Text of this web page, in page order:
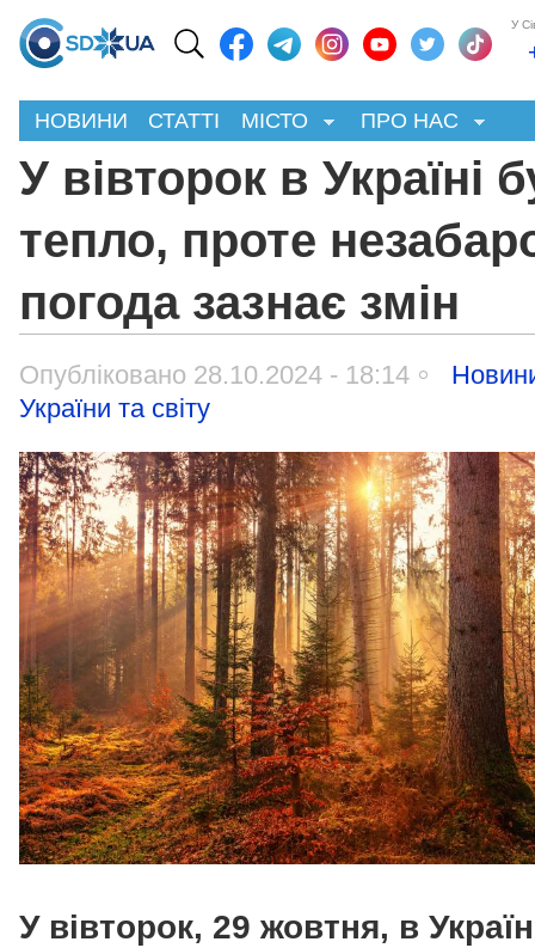
У
НОВИНИ СТАТТІ МІСТО ПРО НАС
У вівторок в Україні
тепло, проте
погода зазнає змін
Опубліковано 28.10.2024 - 18:14
України та світу
У вівторок, 29 жовтня, в